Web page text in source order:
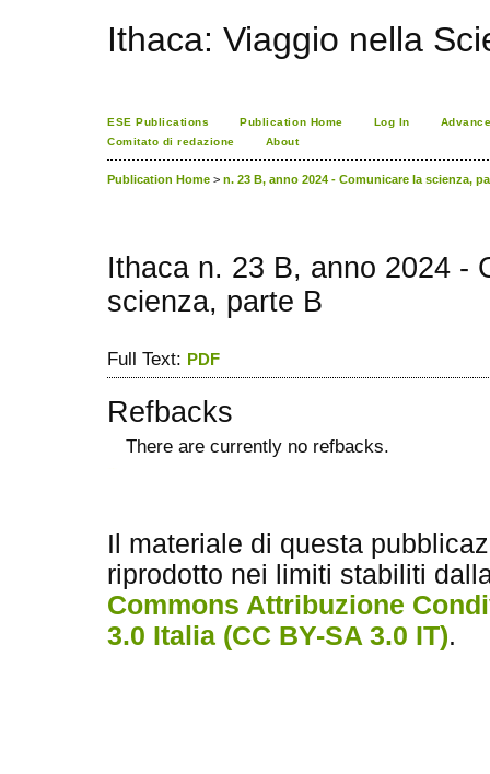
Ithaca: Viaggio nella
ESE Publications Publication Home Log In
Comitato di redazione
About
Publication Home > n. 23 B, anno 2024 - Comunicare la scienza,
Ithaca n. 23 B, anno 2024 -
scienza, parte B
Full Text: PDF
Refbacks
There are currently no refbacks.
Il materiale di questa
riprodotto nei limiti stabiliti
Commons Attribuzione
3.0 Italia (CC BY-SA 3.0 IT).